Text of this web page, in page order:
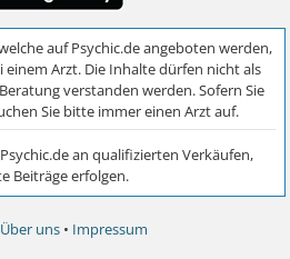
Über uns • Impressum